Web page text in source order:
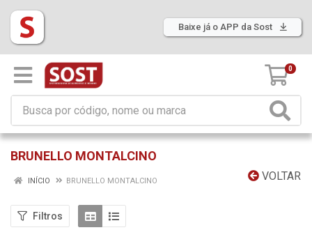
Baixe já o APP da Sost
0
BRUNELLO MONTALCINO
VOLTAR
INÍCIO BRUNELLO MONTALCINO
Filtros